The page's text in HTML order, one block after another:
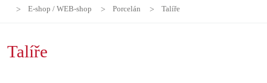
E-shop / WEB-shop Porcelán Talíře
Talíře